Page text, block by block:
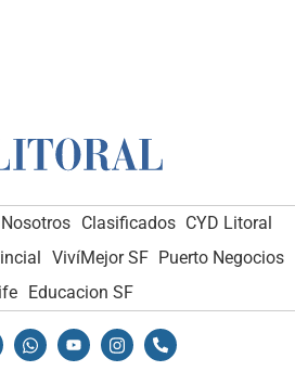
Clasificados CYD Litoral
VivíMejor SF Puerto Negocios
Educacion SF